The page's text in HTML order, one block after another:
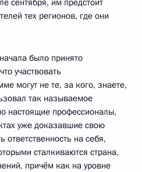
тех регионов, где они
было принято
участвовать
могут не те, за кого, знаете,
так называемое
настоящие профессионалы,
уже доказавшие свою
ответственность на себя,
сталкиваются страна,
причём как на уровне